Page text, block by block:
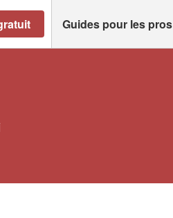
Guides pour les pros